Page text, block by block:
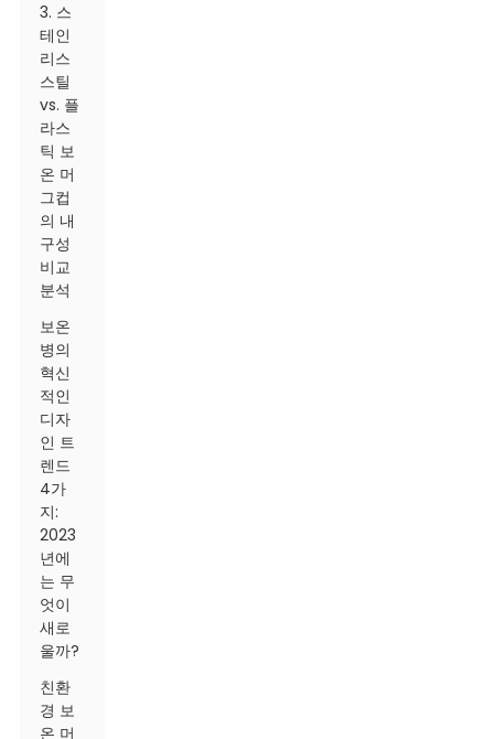
3. 스
테인
리스
스틸
vs. 플
라스
틱 보
온 머
그컵
의 내
구성
비교
분석
보온
병의
혁신
적인
디자
인 트
렌드
4가
지:
2023
년에
는 무
엇이
새로
울까?
친환
경 보
온 머